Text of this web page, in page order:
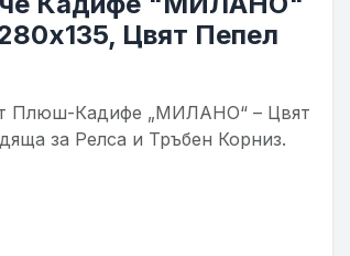
Цвят Пепел
Плюш-Кадифе „МИЛАНО“ – Цвят
за Релса и Тръбен Корниз.